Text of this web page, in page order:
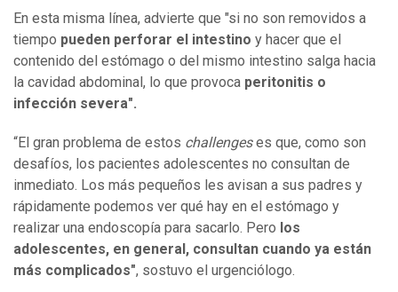
En esta misma línea, advierte que "si no son removidos a
tiempo pueden perforar el intestino y hacer que el
contenido del estómago o del mismo intestino salga hacia
la cavidad abdominal, lo que provoca peritonitis o
infección severa".
“El gran problema de estos challengeses que, como son
desafíos, los pacientes adolescentes no consultan de
inmediato. Los más pequeños les avisan a sus padres y
rápidamente podemos ver qué hay en el estómago y
realizar una endoscopía para sacarlo. Pero los
adolescentes, en general, consultan cuando ya están
más complicados", sostuvo el urgenciólogo.